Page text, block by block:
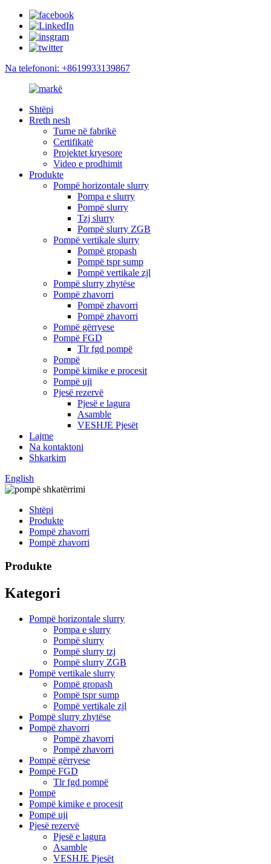
Na telefononi: +8619933139867
Shtëpi
Rreth nesh
Turne në fabrikë
Certifikatë
Projektet kryesore
Video e prodhimit
Produkte
Pompë horizontale slurry
Pompa e slurry
Pompë slurry
Tzj slurry
Pompë slurry ZGB
Pompë vertikale slurry
Pompë gropash
Pompë tspr sump
Pompë vertikale zjl
Pompë slurry zhytëse
Pompë zhavorri
Pompë zhavorri
Pompë zhavorri
Pompë gërryese
Pompë FGD
Tlr fgd pompë
Pompë
Pompë kimike e procesit
Pompë uji
Pjesë rezervë
Pjesë e lagura
Asamble
VESHJE Pjesët
Lajme
Na kontaktoni
Shkarkim
English
Shtëpi
Produkte
Pompë zhavorri
Pompë zhavorri
Produkte
Kategori
Pompë horizontale slurry
Pompa e slurry
Pompë slurry
Pompë slurry tzj
Pompë slurry ZGB
Pompë vertikale slurry
Pompë gropash
Pompë tspr sump
Pompë vertikale zjl
Pompë slurry zhytëse
Pompë zhavorri
Pompë zhavorri
Pompë zhavorri
Pompë gërryese
Pompë FGD
Tlr fgd pompë
Pompë
Pompë kimike e procesit
Pompë uji
Pjesë rezervë
Pjesë e lagura
Asamble
VESHJE Pjesët